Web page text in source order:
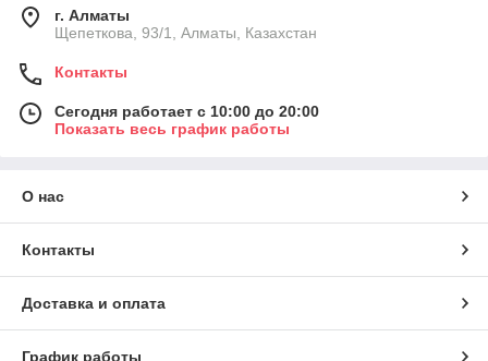
г. Алматы
Щепеткова, 93/1, Алматы, Казахстан
Контакты
Сегодня работает с 10:00 до 20:00
Показать весь график работы
О нас
Контакты
Доставка и оплата
График работы